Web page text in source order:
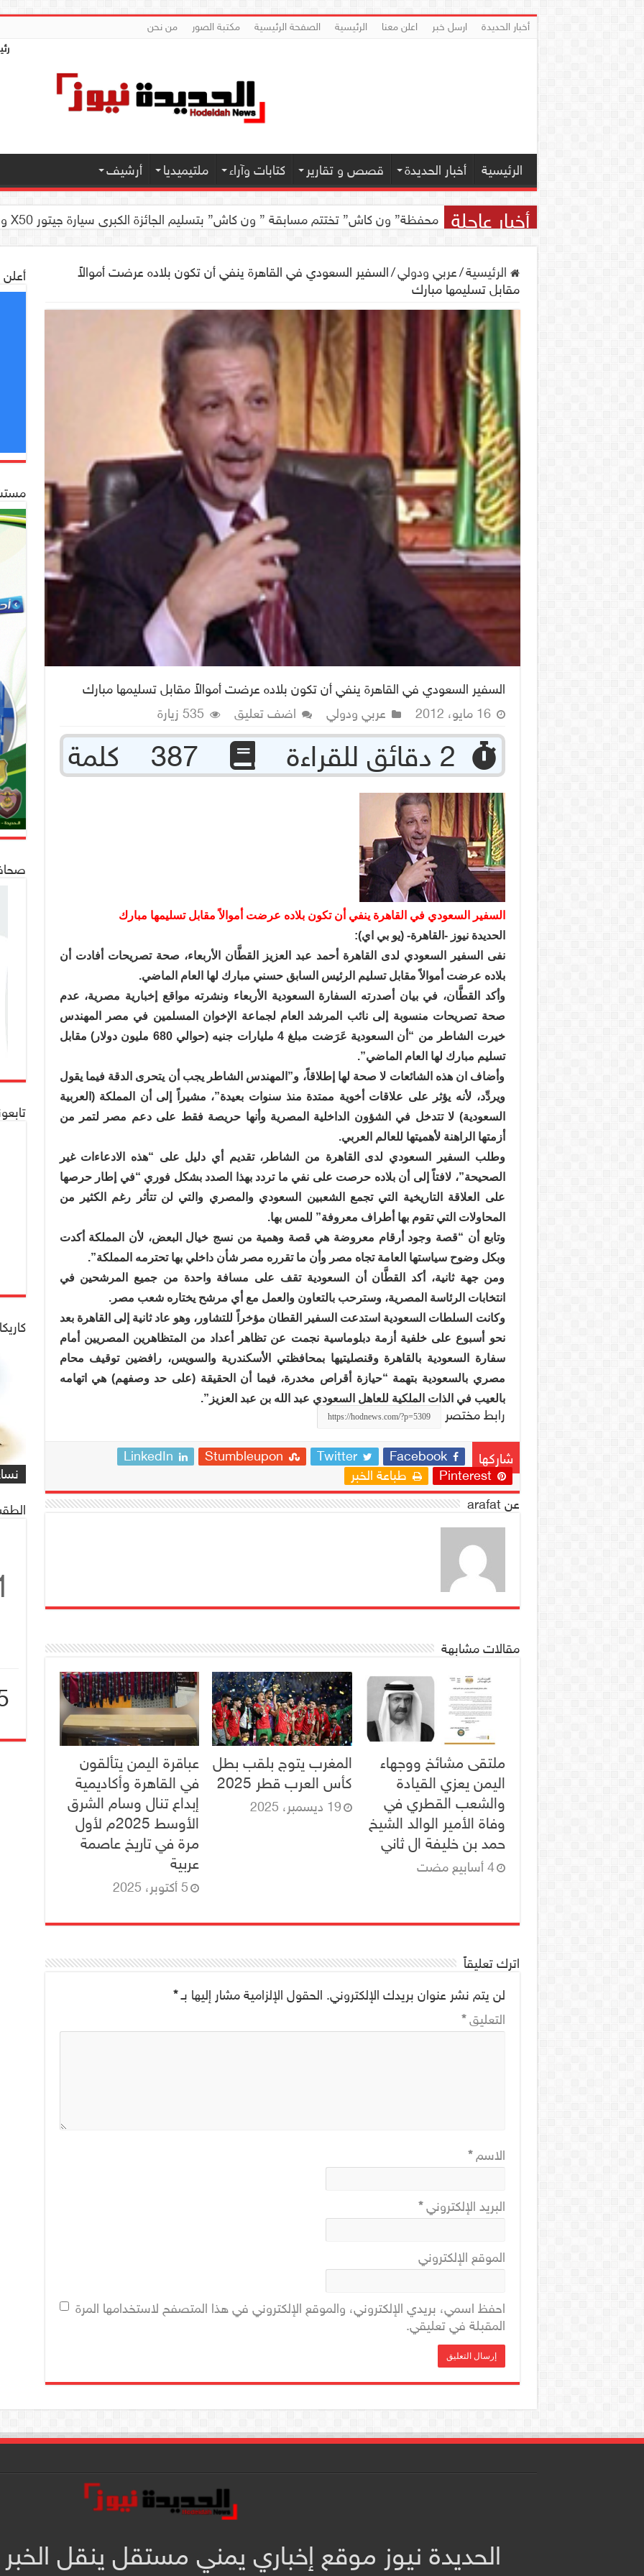
أخبار الحديدة ارسل خبر اعلن معنا الرئيسية الصفحة الرئيسية مكتبة الصور
من نحن
الرئيسية أخبار الحديدة قصص و تقارير كتابات وآراء ملتيميديا أرشيف
أخبار عاجلة محفظة” ون كاش” تختتم مسابقة ” ون كاش” بتسليم الجائزة الكبرى سيارة جيتور X50 والجوائز المالية لموديل 2026 بصنعاء
الرئيسية/عربي ودولي/السفير السعودي في القاهرة ينفي أن تكون بلاده عرضت أموالاً
مقابل تسليمها مبارك
السفير السعودي في القاهرة ينفي أن تكون بلاده عرضت أموالاً مقابل تسليمها مبارك
16 مايو، 2012
عربي ودولي اضف تعليق 535 زيارة
السفير السعودي في القاهرة ينفي أن تكون بلاده عرضت أموالاً مقابل تسليمها مبارك
الحديدة نيوز -القاهرة- (يو بي اي):
نفى السفير السعودي لدى القاهرة أحمد عبد العزيز القطَّان الأربعاء، صحة تصريحات أفادت أن
بلاده عرضت أموالاً مقابل تسليم الرئيس السابق حسني مبارك لها العام الماضي.
وأكد القطَّان، في بيان أصدرته السفارة السعودية الأربعاء ونشرته مواقع إخبارية مصرية، عدم
صحة تصريحات منسوبة إلى نائب المرشد العام لجماعة الإخوان المسلمين في مصر المهندس
خيرت الشاطر من “أن السعودية عَرَضت مبلغ 4 مليارات جنيه (حوالي 680 مليون دولار) مقابل
تسليم مبارك لها العام الماضي”.
وأضاف ان هذه الشائعات لا صحة لها إطلاقاً، و”المهندس الشاطر يجب أن يتحرى الدقة فيما يقول
ويردِّد، لأنه يؤثر على علاقات أخوية ممتدة منذ سنوات بعيدة”، مشيراً إلى أن المملكة (العربية
السعودية) لا تتدخل في الشؤون الداخلية المصرية وأنها حريصة فقط على دعم مصر لتمر من
أزمتها الراهنة لأهميتها للعالم العربي.
وطلب السفير السعودي لدى القاهرة من الشاطر، تقديم أي دليل على “هذه الادعاءات غير
الصحيحة”، لافتاً إلى أن بلاده حرصت على نفي ما تردد بهذا الصدد بشكل فوري “في إطار حرصها
على العلاقة التاريخية التي تجمع الشعبين السعودي والمصري والتي لن تتأثر رغم الكثير من
المحاولات التي تقوم بها أطراف معروفة” للمس بها.
وتابع أن “قصة وجود أرقام معروضة هي قصة وهمية من نسج خيال البعض، لأن المملكة أكدت
وبكل وضوح سياستها العامة تجاه مصر وأن ما تقرره مصر شأن داخلي بها تحترمه المملكة”.
ومن جهة ثانية، أكد القطَّان أن السعودية تقف على مسافة واحدة من جميع المرشحين في
انتخابات الرئاسة المصرية، وسترحب بالتعاون والعمل مع أي مرشح يختاره شعب مصر.
وكانت السلطات السعودية استدعت السفير القطان مؤخراً للتشاور، وهو عاد ثانية إلى القاهرة بعد
نحو أسبوع على خلفية أزمة دبلوماسية نجمت عن تظاهر أعداد من المتظاهرين المصريين أمام
سفارة السعودية بالقاهرة وقنصليتيها بمحافظتي الأسكندرية والسويس، رافضين توقيف محام
مصري بالسعودية بتهمة “حيازة أقراص مخدرة، فيما أن الحقيقة (على حد وصفهم) هي اتهامه
بالعيب في الذات الملكية للعاهل السعودي عبد الله بن عبد العزيز”.
رابط مختصر
شاركها Facebook
Twitter
Stumbleupon
LinkedIn
Pinterest
طباعة الخبر
عن arafat
مقالات مشابهة
ملتقى مشائخ ووجهاء
اليمن يعزي القيادة
والشعب القطري في
وفاة الأمير الوالد الشيخ
حمد بن خليفة ال ثاني
‏4 أسابيع مضت
المغرب يتوج بلقب بطل
كأس العرب قطر 2025
19 ديسمبر، 2025
عباقرة اليمن يتألقون
في القاهرة وأكاديمية
إبداع تنال وسام الشرق
الأوسط 2025م لأول
مرة في تاريخ عاصمة
عربية
5 أكتوبر، 2025
اترك تعليقاً
لن يتم نشر عنوان بريدك الإلكتروني. الحقول الإلزامية مشار إليها بـ*
التعليق*
الاسم*
البريد الإلكتروني*
الموقع الإلكتروني
احفظ اسمي، بريدي الإلكتروني، والموقع الإلكتروني في هذا المتصفح لاستخدامها المرة
المقبلة في تعليقي.
أعلن
صحافة
/يصادف 1
الحديدة نيوز موقع إخباري يمني مستقل ينقل